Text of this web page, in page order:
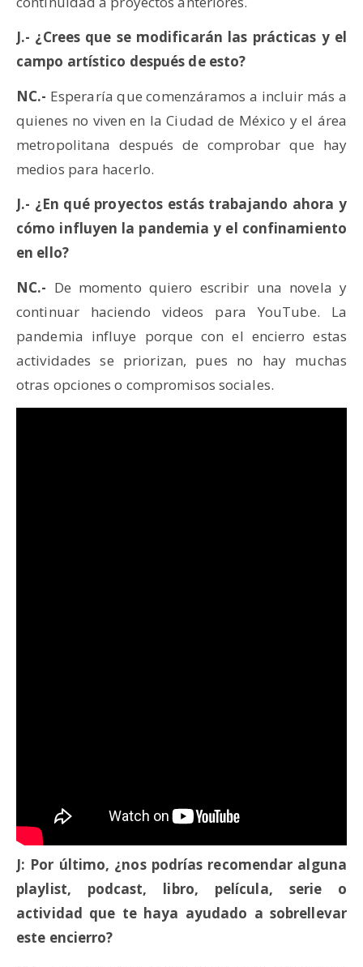
J.- ¿Crees que se modificarán las prácticas y el
campo artístico después de esto?
NC.- Esperaría que comenzáramos a incluir más a
quienes no viven en la Ciudad de México y el área
metropolitana después de comprobar que hay
medios para hacerlo.
J.- ¿En qué proyectos estás trabajando ahora y
cómo influyen la pandemia y el confinamiento
en ello?
NC.- De momento quiero escribir una novela y
continuar haciendo videos para YouTube. La
pandemia influye porque con el encierro estas
actividades se priorizan, pues no hay muchas
otras opciones o compromisos sociales.
J: Por último, ¿nos podrías recomendar alguna
playlist, podcast, libro, película, serie o
actividad que te haya ayudado a sobrellevar
este encierro?